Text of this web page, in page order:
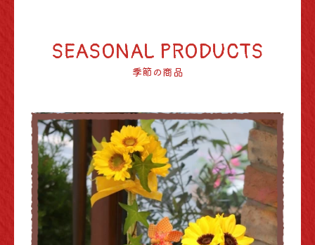
SEASONAL PRODUCTS
季節の商品